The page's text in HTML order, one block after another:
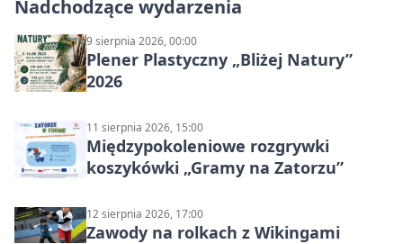
Nadchodzące wydarzenia
9 sierpnia 2026, 00:00
Plener Plastyczny „Bliżej Natury”
2026
11 sierpnia 2026, 15:00
Międzypokoleniowe rozgrywki
koszykówki „Gramy na Zatorzu”
12 sierpnia 2026, 17:00
Zawody na rolkach z Wikingami